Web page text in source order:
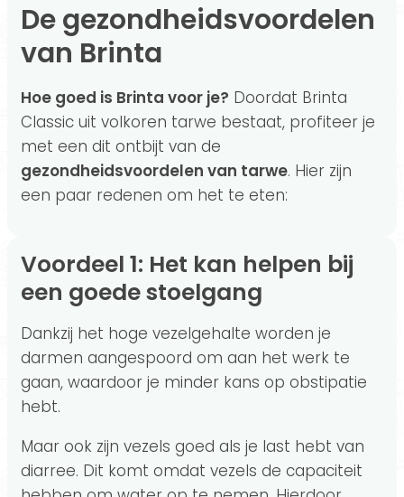
De gezondheidsvoordelen
van Brinta
Hoe goed is Brinta voor je? Doordat Brinta
Classic uit volkoren tarwe bestaat, profiteer je
met een dit ontbijt van de
gezondheidsvoordelen van tarwe. Hier zijn
een paar redenen om het te eten:
Voordeel 1: Het kan helpen bij
een goede stoelgang
Dankzij het hoge vezelgehalte worden je
darmen aangespoord om aan het werk te
gaan, waardoor je minder kans op obstipatie
hebt.
Maar ook zijn vezels goed als je last hebt van
diarree. Dit komt omdat vezels de capaciteit